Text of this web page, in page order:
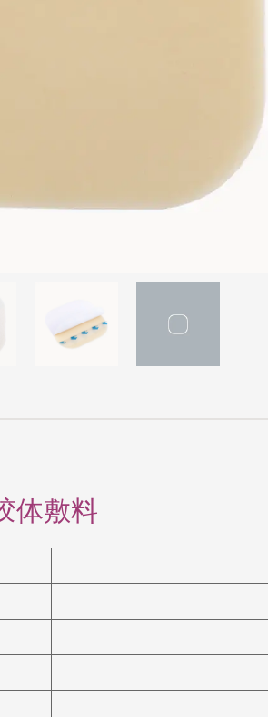
体敷料